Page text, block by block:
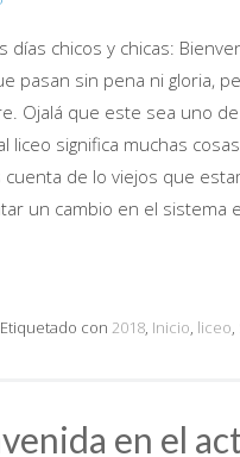
días chicos y chicas:
pasan sin pena ni gloria,
Ojalá que este sea uno
liceo significa muchas
cuenta de lo viejos que
un cambio en el sistema
Etiquetado con 2018, Inicio, liceo,
en el